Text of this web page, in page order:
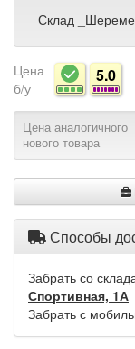
Склад
Цена
б/у
5.0
Цена аналогичного
нового товара
Способы
Забрать со
Спортивная, 1А
Забрать с